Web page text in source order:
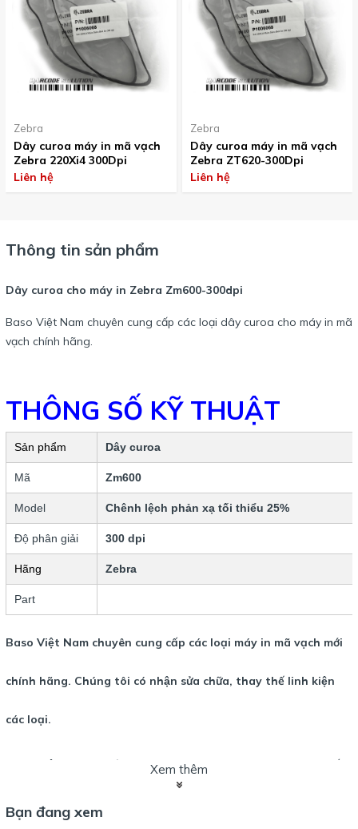
Zebra
Dây curoa máy in mã vạch
Zebra 220Xi4 300Dpi
Liên hệ
Zebra
Dây curoa máy in mã vạch
Zebra ZT620-300Dpi
Liên hệ
Thông tin sản phẩm
Dây curoa cho máy in Zebra Zm600-300dpi
Baso Việt Nam chuyên cung cấp các loại dây curoa cho máy in mã
vạch chính hãng.
THÔNG SỐ KỸ THUẬT
Sản phẩm Dây curoa
Mã Zm600
Model Chênh lệch phản xạ tối thiểu 25%
Độ phân giải 300 dpi
Hãng Zebra
Part
Baso Việt Nam chuyên cung cấp các loại máy in mã vạch mới
chính hãng. Chúng tôi có nhận sửa chữa, thay thế linh kiện
các loại.
Baso Việt Nam xin được phục vụ quý khách. Hotline duy nhất
083 284 6666
Xem thêm
Bạn đang xem